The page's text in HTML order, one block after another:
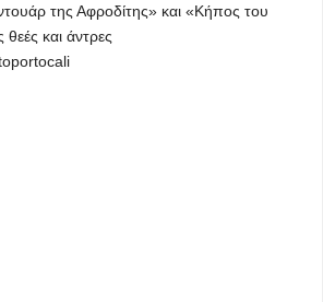
της Αφροδίτης» και «Κήπος του
και άντρες